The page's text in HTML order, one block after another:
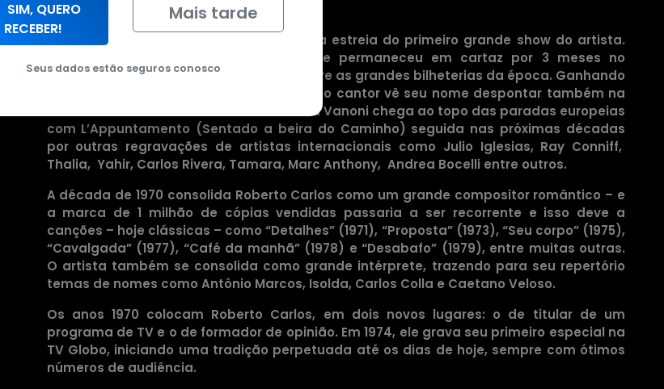
MUITO ROMÂNTICO
O início da nova década é marcado pela estreia do primeiro grande show do artista.
“Roberto Carlos a 200km por hora” que permaneceu em cartaz por 3 meses no
Canecão/Rio de Janeiro, o colocando entre as grandes bilheterias da época. Ganhando
discos de ouro a cada novo lançamento, o cantor vê seu nome despontar também na
cena internacional. A diva italiana Ornella Vanoni chega ao topo das paradas europeias
com L’Appuntamento (Sentado a beira do Caminho) seguida nas próximas décadas
por outras regravações de artistas internacionais como Julio Iglesias, Ray Conniff,
Thalia, Yahir, Carlos Rivera, Tamara, Marc Anthony, Andrea Bocelli entre outros.
A década de 1970 consolida Roberto Carlos como um grande compositor romântico – e
a marca de 1 milhão de cópias vendidas passaria a ser recorrente e isso deve a
canções – hoje clássicas – como “Detalhes” (1971), “Proposta” (1973), “Seu corpo” (1975),
“Cavalgada” (1977), “Café da manhã” (1978) e “Desabafo” (1979), entre muitas outras.
O artista também se consolida como grande intérprete, trazendo para seu repertório
temas de nomes como Antônio Marcos, Isolda, Carlos Colla e Caetano Veloso.
Os anos 1970 colocam Roberto Carlos, em dois novos lugares: o de titular de um
programa de TV e o de formador de opinião. Em 1974, ele grava seu primeiro especial na
TV Globo, iniciando uma tradição perpetuada até os dias de hoje, sempre com ótimos
números de audiência.
RECEBER!
Mais tarde
Seus dados estão seguros conosco